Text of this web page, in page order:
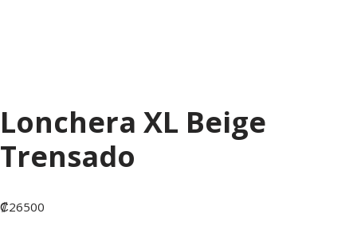
Lonchera XL Beige
Trensado
₡26500